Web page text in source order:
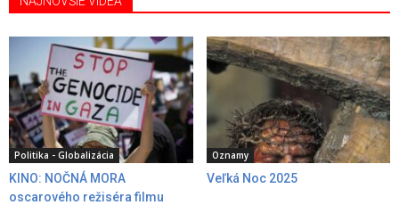
Politika - Globalizácia
KINO: NOČNÁ MORA
oscarového režiséra filmu
Oznamy
Veľká Noc 2025